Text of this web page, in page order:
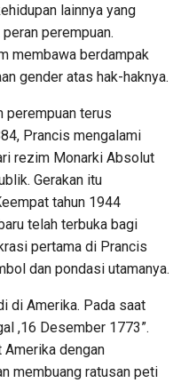
lainnya yang
perempuan.
membawa berdampak
gender atas hak-haknya.
perempuan terus
Prancis mengalami
rezim Monarki Absolut
Gerakan itu
tahun 1944
telah terbuka bagi
pertama di Prancis
dan pondasi utamanya.
di Amerika. Pada saat
,16 Desember 1773”.
dengan
membuang ratusan peti